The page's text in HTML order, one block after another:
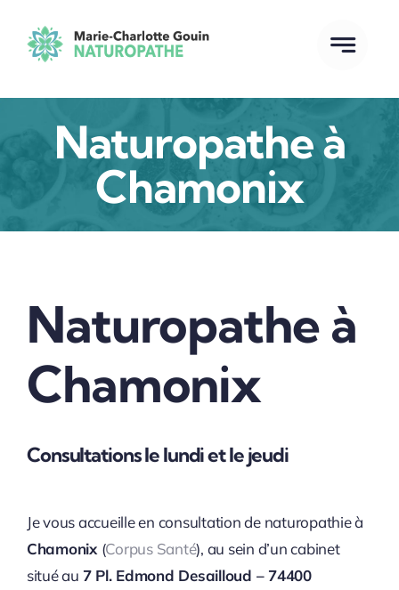
contenu
Naturopathe à
Chamonix
Naturopathe à
Chamonix
Consultations le lundi et le jeudi
Je vous accueille en consultation de naturopathie à
Chamonix (Corpus Santé), au sein d’un cabinet
situé au 7 Pl. Edmond Desailloud – 74400